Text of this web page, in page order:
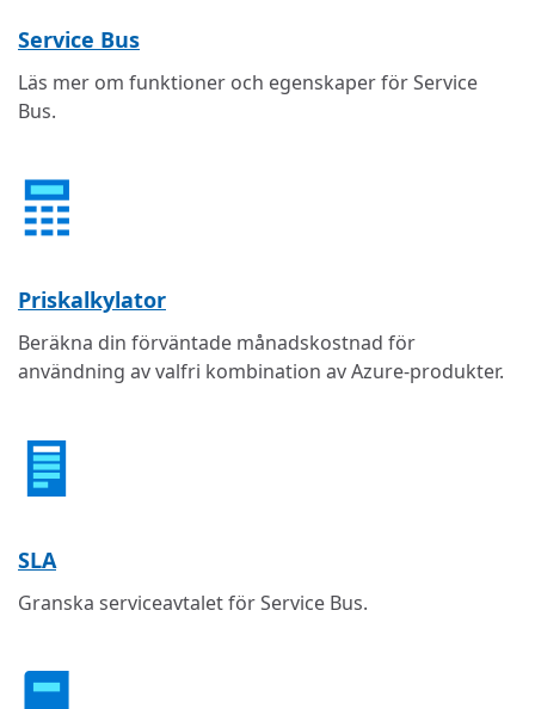
Service Bus
Läs mer om funktioner och egenskaper för Service
Bus.
Priskalkylator
Beräkna din förväntade månadskostnad för
användning av valfri kombination av Azure-produkter.
SLA
Granska serviceavtalet för Service Bus.